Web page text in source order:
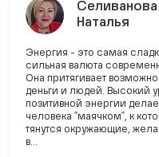
Селиванова
Наталья
Энергия - это самая
сильная валюта
Она притягивает
деньги и людей. Высокий
позитивной энергии
человека "маячком", к
тянутся окружающие,
в...